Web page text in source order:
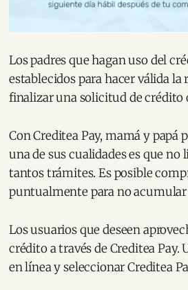
Los padres que hagan uso del
establecidos para hacer válida la
finalizar una solicitud de crédito
Con Creditea Pay, mamá y papá
una de sus cualidades es que
tantos trámites. Es posible
puntualmente para no
Los usuarios que deseen
crédito a través de Creditea
en línea y seleccionar Creditea